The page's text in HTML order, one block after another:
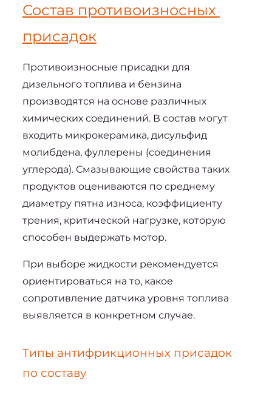
Состав противоизносных
присадок
Противоизносные присадки для
дизельного топлива и бензина
производятся на основе различных
химических соединений. В состав могут
входить микрокерамика, дисульфид
молибдена, фуллерены (соединения
углерода). Смазывающие свойства таких
продуктов оцениваются по среднему
диаметру пятна износа, коэффициенту
трения, критической нагрузке, которую
способен выдержать мотор.
При выборе жидкости рекомендуется
ориентироваться на то, какое
сопротивление датчика уровня топлива
выявляется в конкретном случае.
Типы антифрикционных присадок
по составу